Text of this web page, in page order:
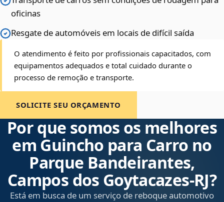
oficinas
Resgate de automóveis em locais de difícil saída
O atendimento é feito por profissionais capacitados, com
equipamentos adequados e total cuidado durante o
processo de remoção e transporte.
SOLICITE SEU ORÇAMENTO
Por que somos os melhores
em Guincho para Carro no
Parque Bandeirantes,
Campos dos Goytacazes‑RJ?
Está em busca de um serviço de reboque automotivo